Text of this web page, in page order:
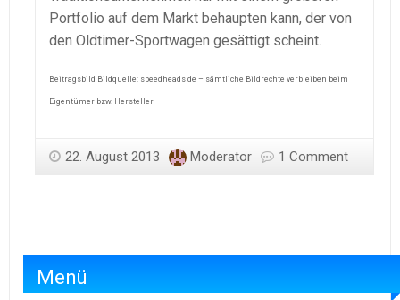
Portfolio auf dem Markt behaupten kann, der von
den Oldtimer-Sportwagen gesättigt scheint.
Beitragsbild Bildquelle: speedheads de – sämtliche Bildrechte verbleiben beim
Eigentümer bzw. Hersteller
22. August 2013 Moderator 1 Comment
Menü